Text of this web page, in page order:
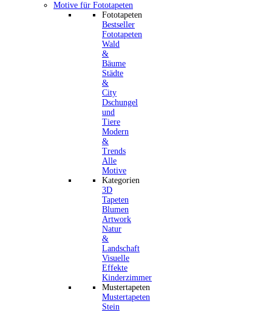
Motive für Fototapeten
Fototapeten
Bestseller
Fototapeten
Wald
&
Bäume
Städte
&
City
Dschungel
und
Tiere
Modern
&
Trends
Alle
Motive
Kategorien
3D
Tapeten
Blumen
Artwork
Natur
&
Landschaft
Visuelle
Effekte
Kinderzimmer
Mustertapeten
Mustertapeten
Stein